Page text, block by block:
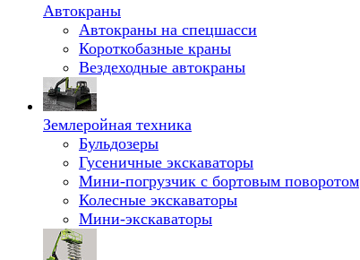
Автокраны
Автокраны на спецшасси
Короткобазные краны
Вездеходные автокраны
Землеройная техника
Бульдозеры
Гусеничные экскаваторы
Мини-погрузчик с бортовым поворотом
Колесные экскаваторы
Мини-экскаваторы